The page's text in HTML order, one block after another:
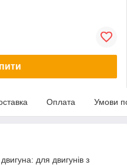
Оплата Умови
для двигунів з